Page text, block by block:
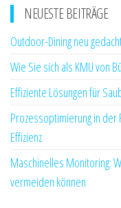
NEUESTE BEITRÄGE
Outdoor-Dining neu
Wie Sie sich als KMU von
Effiziente Lösungen für
Prozessoptimierung in der
Effizienz
Maschinelles Monitoring:
vermeiden können